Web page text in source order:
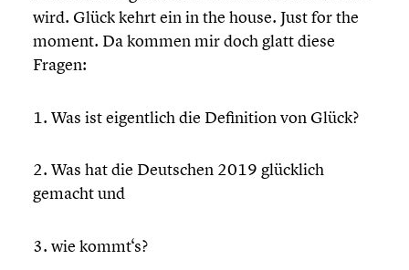
wird. Glück kehrt ein in the house. Just for the
moment. Da kommen mir doch glatt diese
Fragen:
1. Was ist eigent­lich die Defini­tion von Glück?
2. Was hat die Deutschen 2019 glücklich
gemacht und
3. wie kommt‘s?